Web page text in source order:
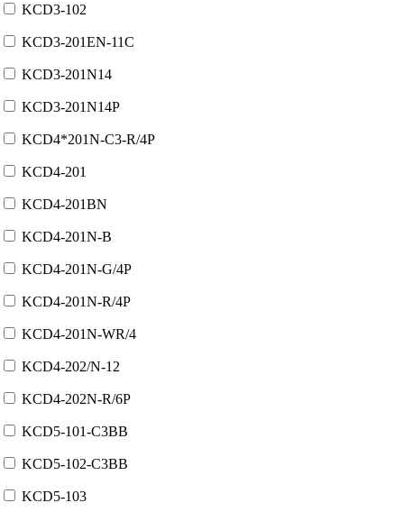
KCD3-102
KCD3-201EN-11C
KCD3-201N14
KCD3-201N14P
KCD4*201N-C3-R/4P
KCD4-201
KCD4-201BN
KCD4-201N-B
KCD4-201N-G/4P
KCD4-201N-R/4P
KCD4-201N-WR/4
KCD4-202/N-12
KCD4-202N-R/6P
KCD5-101-C3BB
KCD5-102-C3BB
KCD5-103